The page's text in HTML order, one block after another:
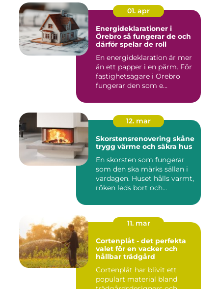
01. apr
Energideklarationer i
Örebro så fungerar de och
därför spelar de roll
En energideklaration är mer
än ett papper i en pärm. För
fastighetsägare i Örebro
fungerar den som e...
12. mar
Skorstensrenovering skåne
trygg värme och säkra hus
En skorsten som fungerar
som den ska märks sällan i
vardagen. Huset hålls varmt,
röken leds bort och...
11. mar
Cortenplåt - det perfekta
valet för en vacker och
hållbar trädgård
Cortenplåt har blivit ett
populärt material bland